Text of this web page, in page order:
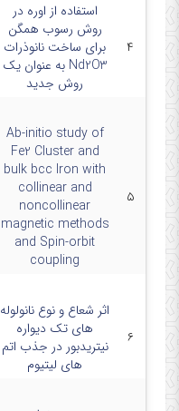
۴
استفاده از اوره در
روش رسوب همگن
برای ساخت نانوذرات
Nd2O3 به عنوان یک
روش جدید
۵
Ab-initio study of
Fe2 Cluster and
bulk bcc Iron with
collinear and
noncollinear
magnetic methods
and Spin-orbit
coupling
۶
اثر شعاع و نوع نانولوله
های تک دیواره
نیتریدبور در جذب اتم
های لیتیوم